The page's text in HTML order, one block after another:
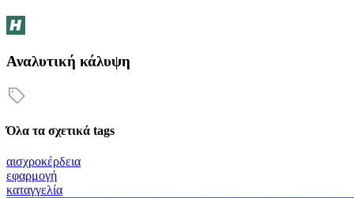
Αναλυτική κάλυψη
Όλα τα σχετικά tags
αισχροκέρδεια
εφαρμογή
καταγγελία